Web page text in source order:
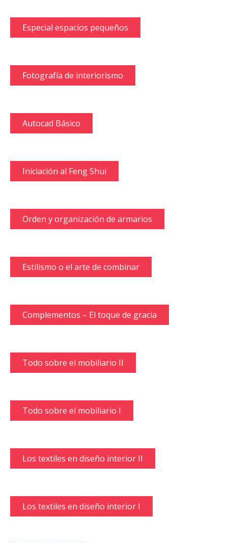
Especial espacios pequeños
Fotografía de interiorismo
Autocad Básico
Iniciación al Feng Shui
Orden y organización de armarios
Estilismo o el arte de combinar
Complementos – El toque de gracia
Todo sobre el mobiliario II
Todo sobre el mobiliario I
Los textiles en diseño interior II
Los textiles en diseño interior I